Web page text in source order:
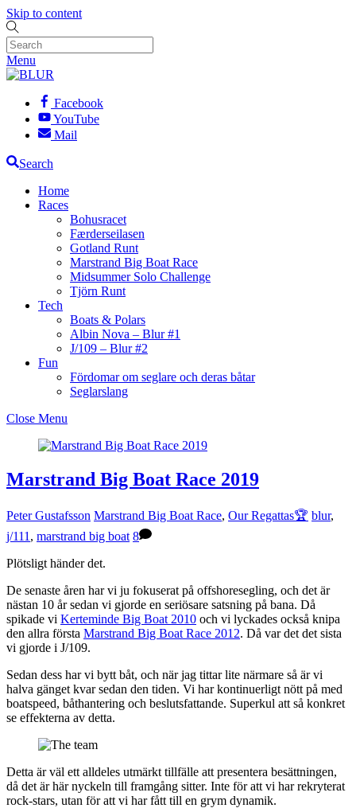
Skip to content
Menu
Facebook
YouTube
Mail
Search
Home
Races
Bohusracet
Færderseilasen
Gotland Runt
Marstrand Big Boat Race
Midsummer Solo Challenge
Tjörn Runt
Tech
Boats & Polars
Albin Nova – Blur #1
J/109 – Blur #2
Fun
Fördomar om seglare och deras båtar
Seglarslang
Close Menu
Marstrand Big Boat Race 2019
Peter Gustafsson Marstrand Big Boat Race, Our Regattas🏆 blur,
j/111 , marstrand big boat 8
Plötsligt händer det.
De senaste åren har vi ju fokuserat på offshoresegling, och det är
nästan 10 år sedan vi gjorde en seriösare satsning på bana. Då
spikade vi Kerteminde Big Boat 2010 och vi lyckades också knipa
den allra första Marstrand Big Boat Race 2012. Då var det det sista
vi gjorde i J/109.
Sedan dess har vi bytt båt, och när jag tittar lite närmare så är vi
halva gänget kvar sedan den tiden. Vi har kontinuerligt nött på med
boatspeed, båthantering och beslutsfattande. Superkul att så konkret
se effekterna av detta.
Detta är väl ett alldeles utmärkt tillfälle att presentera besättningen,
då det är här nyckeln till framgång sitter. Inte för att vi har rekryterat
rock-stars, utan för att vi har fått till en grym dynamik.